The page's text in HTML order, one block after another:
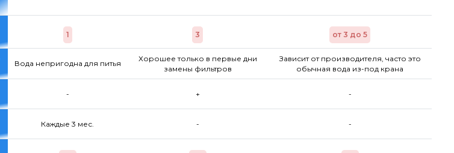
1 3 от 3 до 5
Вода непригодна для питья
Хорошее только в первые дни
замены фильтров
Зависит от производителя, часто это
обычная вода из-под крана
- + -
Каждые 3 мес. - -